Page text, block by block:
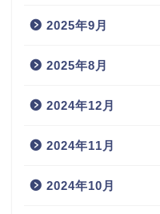
2025年9月
2025年8月
2024年12月
2024年11月
2024年10月